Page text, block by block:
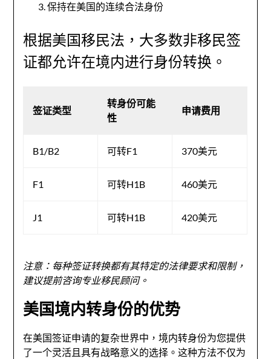
保持在美国的连续合法身份
根据美国移民法，大多数非移民签
证都允许在境内进行身份转换。
签证类型
转身份可能
性
申请费用
B1/B2 可转F1 370美元
F1 可转H1B 460美元
J1 可转H1B 420美元
注意：每种签证转换都有其特定的法律要求和限制，
建议提前咨询专业移民顾问。
美国境内转身份的优势
在美国签证申请的复杂世界中，境内转身份为您提供
了一个灵活且具有战略意义的选择。这种方法不仅为